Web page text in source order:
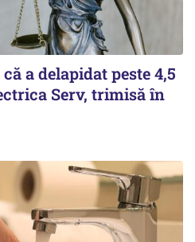
a delapidat peste 4,5
Serv, trimisă în